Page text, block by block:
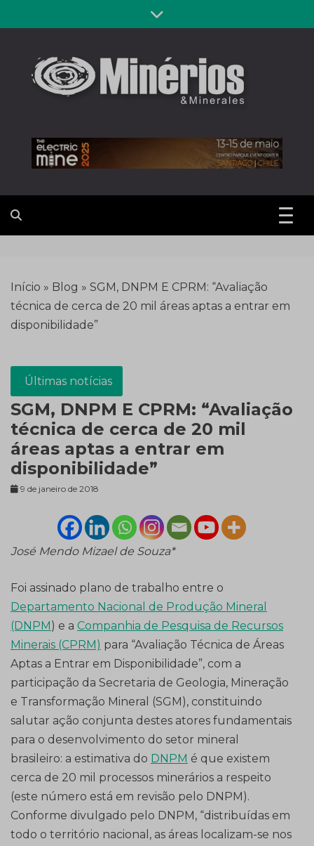
to
Revista
Minérios &
Minerales
Início » Blog » SGM, DNPM E CPRM: “Avaliação
técnica de cerca de 20 mil áreas aptas a entrar em
disponibilidade”
Últimas notícias
SGM, DNPM E CPRM: “Avaliação
técnica de cerca de 20 mil
áreas aptas a entrar em
disponibilidade”
9 de janeiro de 2018
José Mendo Mizael de Souza*
Foi assinado plano de trabalho entre o
Departamento Nacional de Produção Mineral
(DNPM ) e a Companhia de Pesquisa de Recursos
Minerais (CPRM) para “Avaliação Técnica de Áreas
Aptas a Entrar em Disponibilidade”, com a
participação da Secretaria de Geologia, Mineração
e Transformação Mineral (SGM), constituindo
salutar ação conjunta destes atores fundamentais
para o desenvolvimento do setor mineral
brasileiro: a estimativa do DNPM é que existem
cerca de 20 mil processos minerários a respeito
(este número está em revisão pelo DNPM).
Conforme divulgado pelo DNPM, “distribuídas em
todo o território nacional, as áreas localizam-se nos